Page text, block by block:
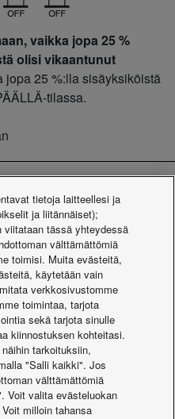
vaikka jopa 25 %
olisi vikaantunut
jopa 25 %:lla sisäyksiköistä
tilassa.
sattuessa!
vaikka kompressorit,
ovat vikaantuneet
sisältävän
tietoja laitteellesi ja
ja liitännäiset);
tässä yhteydessä
välttämättömiä
toimisi. Muita evästeitä,
käytetään vain
verkkosivustomme
toimintaa, tarjota
sekä tarjota sinulle
kiinnostuksen kohteitasi.
tarkoituksiin,
"Salli kaikki". Jos
välttämättömiä
Voit valita evästeluokan
milloin tahansa